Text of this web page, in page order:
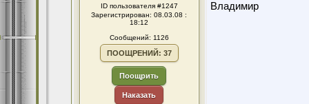
ID пользователя #1247
Зарегистрирован: 08.03.08 :
18:12
Сообщений: 1126
ПООЩРЕНИЙ: 37
Поощрить
Наказать
Владимир